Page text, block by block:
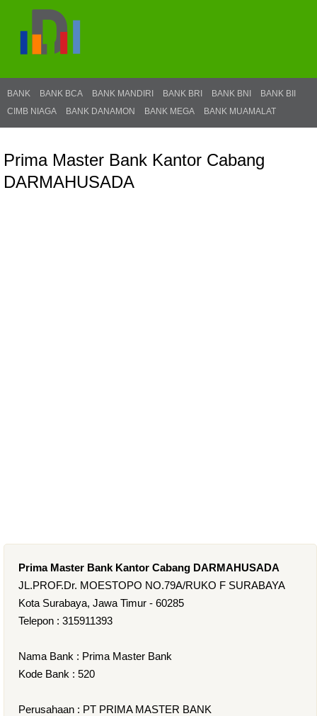
BANK BANK BCA BANK MANDIRI BANK BRI BANK BNI
BANK BII
CIMB NIAGA
BANK DANAMON BANK MEGA BANK MUAMALAT
Prima Master Bank Kantor Cabang
DARMAHUSADA
Prima Master Bank Kantor Cabang DARMAHUSADA
JL.PROF.Dr. MOESTOPO NO.79A/RUKO F SURABAYA
Kota Surabaya, Jawa Timur - 60285
Telepon : 315911393
Nama Bank : Prima Master Bank
Kode Bank : 520
Perusahaan : PT PRIMA MASTER BANK